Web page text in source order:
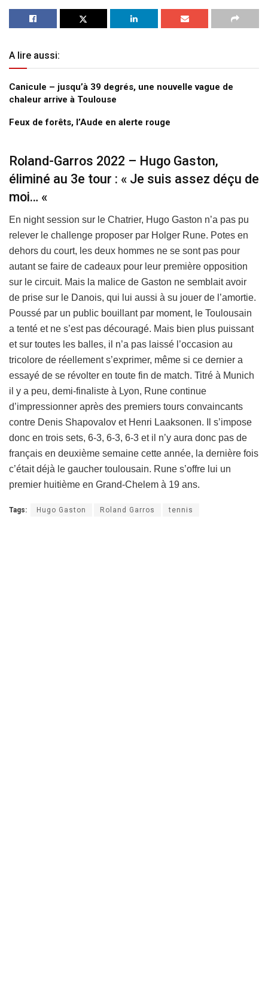
A lire aussi:
Canicule – jusqu’à 39 degrés, une nouvelle vague de
chaleur arrive à Toulouse
Feux de forêts, l’Aude en alerte rouge
Roland-Garros 2022 – Hugo Gaston,
éliminé au 3e tour : « Je suis assez déçu de
moi… «
En night session sur le Chatrier, Hugo Gaston n’a pas pu
relever le challenge proposer par Holger Rune. Potes en
dehors du court, les deux hommes ne se sont pas pour
autant se faire de cadeaux pour leur première opposition
sur le circuit. Mais la malice de Gaston ne semblait avoir
de prise sur le Danois, qui lui aussi à su jouer de l’amortie.
Poussé par un public bouillant par moment, le Toulousain
a tenté et ne s’est pas découragé. Mais bien plus puissant
et sur toutes les balles, il n’a pas laissé l’occasion au
tricolore de réellement s’exprimer, même si ce dernier a
essayé de se révolter en toute fin de match. Titré à Munich
il y a peu, demi-finaliste à Lyon, Rune continue
d’impressionner après des premiers tours convaincants
contre Denis Shapovalov et Henri Laaksonen. Il s’impose
donc en trois sets, 6-3, 6-3, 6-3 et il n’y aura donc pas de
français en deuxième semaine cette année, la dernière fois
c’était déjà le gaucher toulousain. Rune s’offre lui un
premier huitième en Grand-Chelem à 19 ans.
Tags: Hugo Gaston Roland Garros tennis